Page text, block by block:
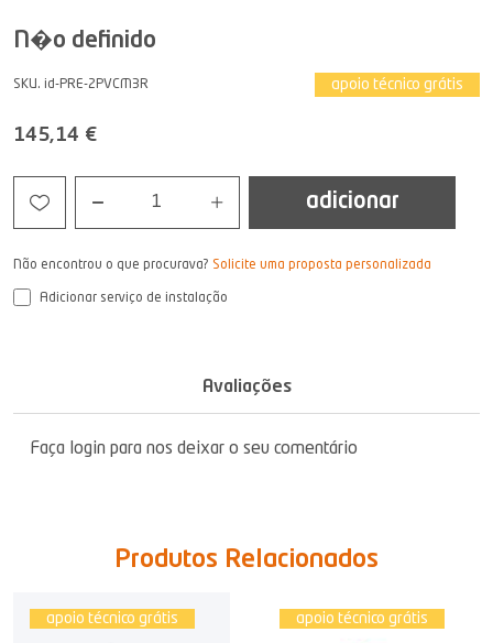
N�o definido
SKU. id-PRE-2PVCM3R apoio técnico grátis
145,14 €
1 adicionar
Não encontrou o que procurava? Solicite uma proposta personalizada
Adicionar serviço de instalação
Avaliações
Faça login para nos deixar o seu comentário
Produtos Relacionados
apoio técnico grátis apoio técnico grátis